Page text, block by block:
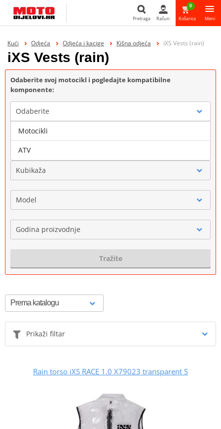
Pretraga
Pretraga Račun
0
Košarica Meni
Kući Odjeća Odjeća i kacige Kišna odjeća iXS Vests (rain)
iXS Vests (rain)
Odaberite svoj motocikl i pogledajte kompatibilne
komponente:
Odaberite
Marka
Kubikaža
Model
Godina proizvodnje
Tražite
Prikaži filtar
Rain torso iXS RACE 1.0 X79023 transparent S
Motocikli
ATV